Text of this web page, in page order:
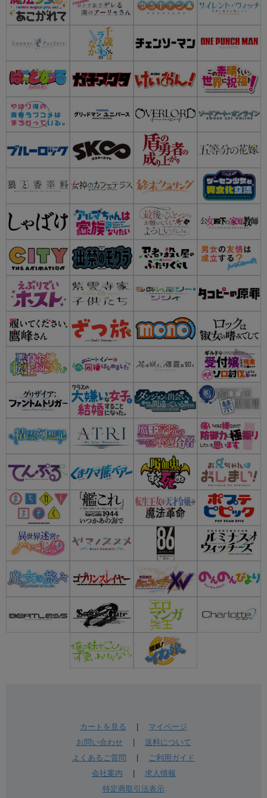
カートを見る
マイページ
お問い合わせ| 送料について
よくあるご質問
ご利用ガイド
会社案内
求人情報
特定商取引法表示